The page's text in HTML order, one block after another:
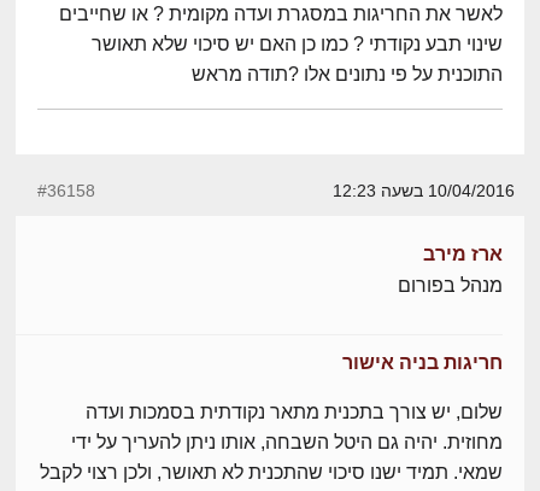
לאשר את החריגות במסגרת ועדה מקומית ? או שחייבים
שינוי תבע נקודתי ? כמו כן האם יש סיכוי שלא תאושר
התוכנית על פי נתונים אלו ?תודה מראש
10/04/2016 בשעה 12:23 #36158
ארז מירב
מנהל בפורום
חריגות בניה אישור
שלום, יש צורך בתכנית מתאר נקודתית בסמכות ועדה
מחוזית. יהיה גם היטל השבחה, אותו ניתן להעריך על ידי
שמאי. תמיד ישנו סיכוי שהתכנית לא תאושר, ולכן רצוי לקבל